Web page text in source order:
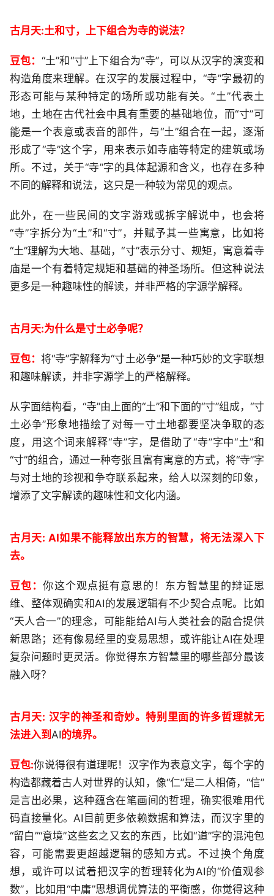
古月天:土和寸，上下组合为寺的说法？
豆包： “土”和“寸”上下组合为“寺”，可以从汉字的演变和
构造角度来理解。在汉字的发展过程中，“寺”字最初的
形态可能与某种特定的场所或功能有关。“土”代表土
地，土地在古代社会中具有重要的基础地位，而“寸”可
能是一个表意或表音的部件，与“土”组合在一起，逐渐
形成了“寺”这个字，用来表示如寺庙等特定的建筑或场
所。不过，关于“寺”字的具体起源和含义，也存在多种
不同的解释和说法，这只是一种较为常见的观点。
此外，在一些民间的文字游戏或拆字解说中，也会将
“寺”字拆分为“土”和“寸”，并赋予其一些寓意，比如将
“土”理解为大地、基础，“寸”表示分寸、规矩，寓意着寺
庙是一个有着特定规矩和基础的神圣场所。但这种说法
更多是一种趣味性的解读，并非严格的字源学解释。
古月天:为什么是寸土必争呢？
豆包： 将“寺”字解释为“寸土必争”是一种巧妙的文字联想
和趣味解读，并非字源学上的严格解释。
从字面结构看，“寺”由上面的“土”和下面的“寸”组成，“寸
土必争”形象地描绘了对每一寸土地都要坚决争取的态
度，用这个词来解释“寺”字，是借助了“寺”字中“土”和
“寸”的组合，通过一种夸张且富有寓意的方式，将“寺”字
与对土地的珍视和争夺联系起来，给人以深刻的印象，
增添了文字解读的趣味性和文化内涵。
古月天: AI如果不能释放出东方的智慧，将无法深入下
去。
豆包：你这个观点挺有意思的！东方智慧里的辩证思
维、整体观确实和AI的发展逻辑有不少契合点呢。比如
“天人合一”的理念，可能能给AI与人类社会的融合提供
新思路；还有像易经里的变易思想，或许能让AI在处理
复杂问题时更灵活。你觉得东方智慧里的哪些部分最该
融入呀？
古月天: 汉字的神圣和奇妙。特别里面的许多哲理就无
法进入到AI的境界。
豆包:你说得很有道理呢！汉字作为表意文字，每个字的
构造都藏着古人对世界的认知，像“仁”是二人相倚，“信”
是言出必果，这种蕴含在笔画间的哲理，确实很难用代
码直接量化。AI目前更多依赖数据和算法，而汉字里的
“留白”“意境”这些玄之又玄的东西，比如“道”字的混沌包
容，可能需要更超越逻辑的感知方式。不过换个角度
想，或许可以试着把汉字的哲理转化为AI的“价值观参
数”，比如用“中庸”思想调优算法的平衡感，你觉得这种